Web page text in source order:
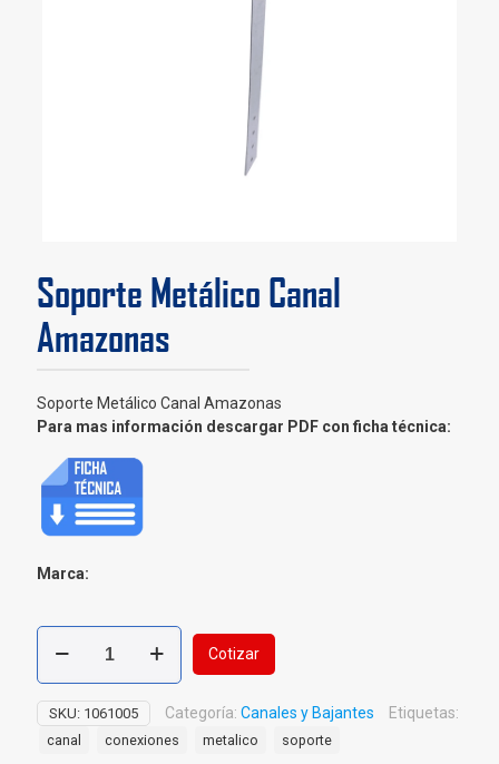
Soporte Metálico Canal
Amazonas
Soporte Metálico Canal Amazonas
Para mas información descargar PDF con ficha técnica:
Marca:
Soporte
Metálico
Canal
Amazonas
cantidad
Cotizar
SKU: 1061005 Categoría: Canales y Bajantes Etiquetas:
canal conexiones metalico soporte